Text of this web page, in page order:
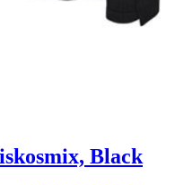
Black